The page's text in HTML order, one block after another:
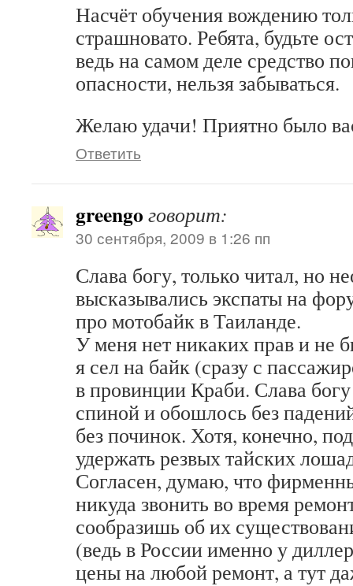
Насчёт обучения вождению
страшновато. Ребята, будьте
ведь на самом деле средство
опасности, нельзя забываться.
Желаю удачи! Приятно было
Ответить
greengo говорит:
30 сентября, 2009 в 1:26 пп
Слава богу, только читал, но
высказывались экспаты на
про мотобайк в Таиланде.
У меня нет никаких прав и не
я сел на байк (сразу с
в провинции Краби. Слава
спиной и обошлось без
без починок. Хотя, конечно,
удержать резвых тайских
Согласен, думаю, что
никуда звонить во время
сообразишь об их
(ведь в России именно у
цены на любой ремонт, а тут